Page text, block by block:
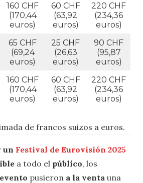
160 CHF
(170,44
euros)
60 CHF
(63,92
euros)
220 CHF
(234,36
euros)
65 CHF
(69,24
euros)
25 CHF
(26,63
euros)
90 CHF
(95,87
euros)
160 CHF
(170,44
euros)
60 CHF
(63,92
euros)
220 CHF
(234,36
euros)
de francos suizos a euros.
un Festival de Eurovisión 2025
a todo el público, los
pusieron a la venta una